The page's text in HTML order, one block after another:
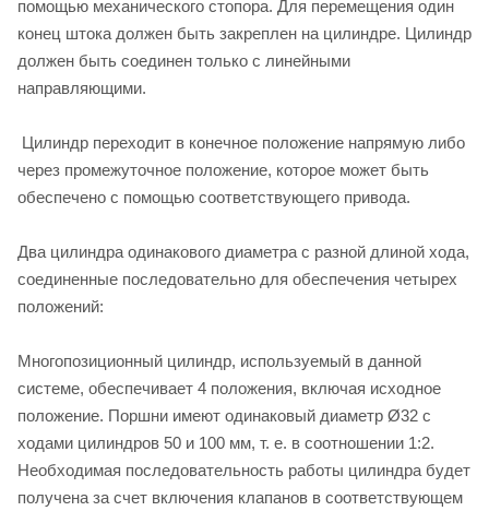
помощью механического стопора. Для перемещения один
конец штока должен быть закреплен на цилиндре. Цилиндр
должен быть соединен только с линейными
направляющими.
Цилиндр переходит в конечное положение напрямую либо
через промежуточное положение, которое может быть
обеспечено с помощью соответствующего привода.
Два цилиндра одинакового диаметра с разной длиной хода,
соединенные последовательно для обеспечения четырех
положений:
Многопозиционный цилиндр, используемый в данной
системе, обеспечивает 4 положения, включая исходное
положение. Поршни имеют одинаковый диаметр Ø32 с
ходами цилиндров 50 и 100 мм, т. е. в соотношении 1:2.
Необходимая последовательность работы цилиндра будет
получена за счет включения клапанов в соответствующем